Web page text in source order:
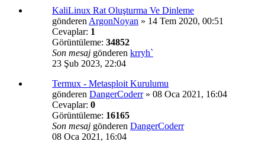
KaliLinux Rat Oluşturma Ve Dinleme
gönderenArgonNoyan » 14 Tem 2020, 00:51
Cevaplar: 1
Görüntüleme: 34852
Son mesaj gönderen krryh`
23 Şub 2023, 22:04
Termux - Metasploit Kurulumu
gönderen DangerCoderr» 08 Oca 2021, 16:04
Cevaplar: 0
Görüntüleme: 16165
Son mesaj gönderen DangerCoderr
08 Oca 2021, 16:04